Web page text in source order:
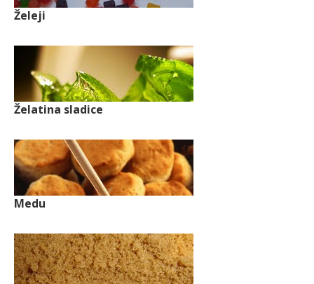
Želeji
Želatina sladice
Medu